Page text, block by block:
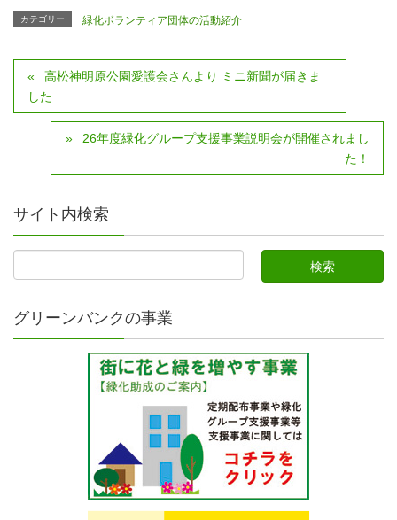
カテゴリー 緑化ボランティア団体の活動紹介
高松神明原公園愛護会さんより ミニ新聞が届きま
した
26年度緑化グループ支援事業説明会が開催されまし
た！
サイト内検索
グリーンバンクの事業